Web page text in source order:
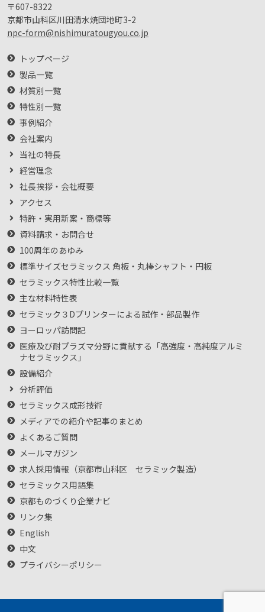
〒607-8322
京都市山科区川田清水焼団地町3-2
npc-form@nishimuratougyou.co.jp
トップページ
製品一覧
材質別一覧
特性別一覧
事例紹介
会社案内
当社の特長
経営理念
社長挨拶・会社概要
アクセス
特許・実用新案・商標等
資料請求・お問合せ
100周年のあゆみ
標準サイズセラミックス 角板・丸棒シャフト・円板
セラミックス特性比較一覧
主な材料特性表
セラミック３Dプリンターによる試作・部品製作
ヨーロッパ訪問記
医療及び耐プラズマ分野に貢献する「高強度・高純度アルミ
ナセラミックス」
設備紹介
分析評価
セラミックス成形技術
メディアでの紹介や記事のまとめ
よくあるご質問
メールマガジン
求人採用情報（京都市山科区 セラミック製造）
セラミックス用語集
京都ものづくり企業ナビ
リンク集
English
中文
プライバシーポリシー